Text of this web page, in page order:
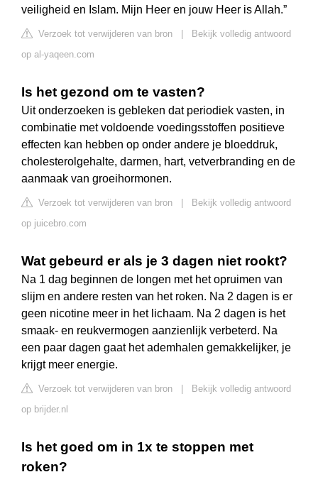
veiligheid en Islam. Mijn Heer en jouw Heer is Allah.”
Verzoek tot verwijderen van bron
Bekijk volledig antwoord
op al-yaqeen.com
Is het gezond om te vasten?
Uit onderzoeken is gebleken dat periodiek vasten, in
combinatie met voldoende voedingsstoffen positieve
effecten kan hebben op onder andere je bloeddruk,
cholesterolgehalte, darmen, hart, vetverbranding en de
aanmaak van groeihormonen.
Verzoek tot verwijderen van bron
Bekijk volledig antwoord
op juicebro.com
Wat gebeurd er als je 3 dagen niet rookt?
Na 1 dag beginnen de longen met het opruimen van
slijm en andere resten van het roken. Na 2 dagen is er
geen nicotine meer in het lichaam. Na 2 dagen is het
smaak- en reukvermogen aanzienlijk verbeterd. Na
een paar dagen gaat het ademhalen gemakkelijker, je
krijgt meer energie.
Verzoek tot verwijderen van bron
Bekijk volledig antwoord
op brijder.nl
Is het goed om in 1x te stoppen met
roken?